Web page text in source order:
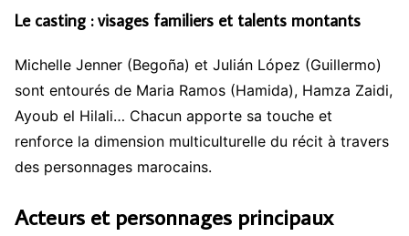
Le casting : visages familiers et talents montants
Michelle Jenner (Begoña) et Julián López (Guillermo)
sont entourés de Maria Ramos (Hamida), Hamza Zaidi,
Ayoub el Hilali… Chacun apporte sa touche et
renforce la dimension multiculturelle du récit à travers
des personnages marocains.
Acteurs et personnages principaux